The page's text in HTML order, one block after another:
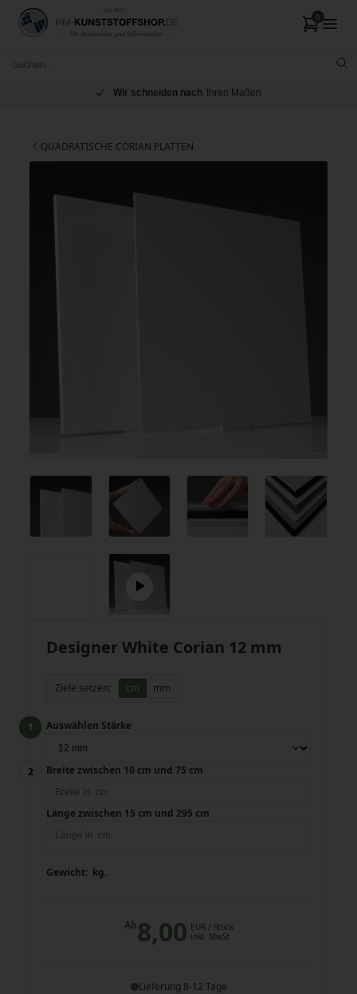
Wir schneiden nach Ihren Maßen
QUADRATISCHE CORIAN PLATTEN
Designer White Corian 12 mm
Ziele setzen: cm mm
Auswählen Stärke
Breite zwischen 10 cm und 75 cm
Länge zwischen 15 cm und 295 cm
Gewicht: kg.
Ab8,00 EUR / Stück
inkl. MwSt
Lieferung 8-12 Tage